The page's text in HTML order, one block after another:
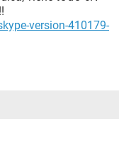
version-410179-